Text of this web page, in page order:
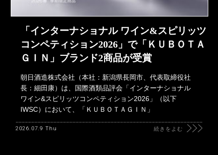
「インターナショナル ワイン&スピリッツ
コンペティション2026」で「ＫＵＢＯＴＡ
ＧＩＮ」ブランド2商品が受賞
朝日酒造株式会社（本社：新潟県長岡市、代表取締役社
長：細田康）は、国際酒類品評会「インターナショナル
ワイン&スピリッツコンペティション2026」（以下
IWSC）において、「ＫＵＢＯＴＡＧＩＮ」
2026.07.9 Thu 続きをよむ